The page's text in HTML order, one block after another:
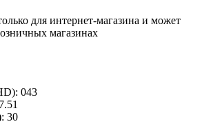
для интернет-магазина и может
магазинах
043
30